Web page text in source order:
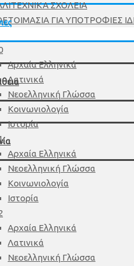
ΣΧΟΛΕΙΑ
ΓΙΑ ΥΠΟΤΡΟΦΙΕΣ
Αρχαία Ελληνικά
Λατινικά
Νεοελληνική Γλώσσα
Κοινωνιολογία
Ιστορία
Αρχαία Ελληνικά
Νεοελληνική Γλώσσα
Κοινωνιολογία
Ιστορία
Αρχαία Ελληνικά
Λατινικά
Νεοελληνική Γλώσσα